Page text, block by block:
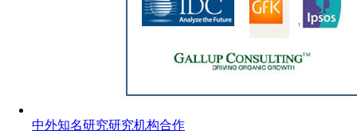
中外知名研究研究机构合作